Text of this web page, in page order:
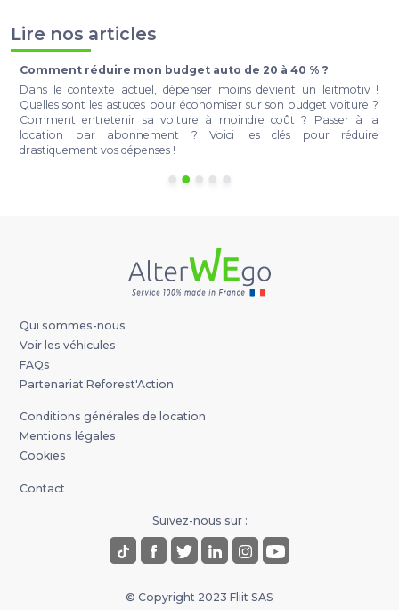
Lire nos articles
Comment réduire mon budget auto de 20 à 40 % ?
Dans le contexte actuel, dépenser moins devient un leitmotiv !
Quelles sont les astuces pour économiser sur son budget voiture ?
Comment entretenir sa voiture à moindre coût ? Passer à la
location par abonnement ? Voici les clés pour réduire
drastiquement vos dépenses !
Qui sommes-nous
Voir les véhicules
FAQs
Partenariat Reforest'Action
Conditions générales de location
Mentions légales
Cookies
Contact
Suivez-nous sur :
© Copyright 2023 Fliit SAS